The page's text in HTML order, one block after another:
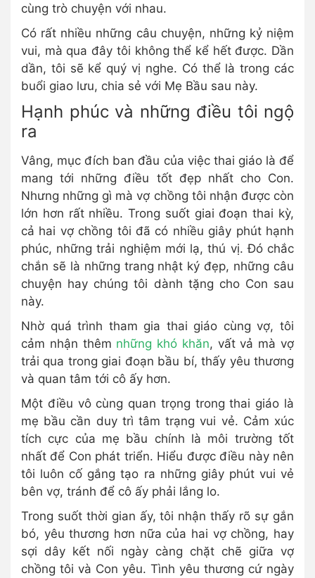
cùng trò chuyện với nhau.
Có rất nhiều những câu chuyện, những kỷ niệm
vui, mà qua đây tôi không thể kể hết được. Dần
dần, tôi sẽ kể quý vị nghe. Có thể là trong các
buổi giao lưu, chia sẻ với Mẹ Bầu sau này.
Hạnh phúc và những điều tôi ngộ
ra
Vâng, mục đích ban đầu của việc thai giáo là để
mang tới những điều tốt đẹp nhất cho Con.
Nhưng những gì mà vợ chồng tôi nhận được còn
lớn hơn rất nhiều. Trong suốt giai đoạn thai kỳ,
cả hai vợ chồng tôi đã có nhiều giây phút hạnh
phúc, những trải nghiệm mới lạ, thú vị. Đó chắc
chắn sẽ là những trang nhật ký đẹp, những câu
chuyện hay chúng tôi dành tặng cho Con sau
này.
Nhờ quá trình tham gia thai giáo cùng vợ, tôi
cảm nhận thêm những khó khăn, vất vả mà vợ
trải qua trong giai đoạn bầu bí, thấy yêu thương
và quan tâm tới cô ấy hơn.
Một điều vô cùng quan trọng trong thai giáo là
mẹ bầu cần duy trì tâm trạng vui vẻ. Cảm xúc
tích cực của mẹ bầu chính là môi trường tốt
nhất để Con phát triển. Hiểu được điều này nên
tôi luôn cố gắng tạo ra những giây phút vui vẻ
bên vợ, tránh để cô ấy phải lắng lo.
Trong suốt thời gian ấy, tôi nhận thấy rõ sự gắn
bó, yêu thương hơn nữa của hai vợ chồng, hay
sợi dây kết nối ngày càng chặt chẽ giữa vợ
chồng tôi và Con yêu. Tình yêu thương cứ ngày